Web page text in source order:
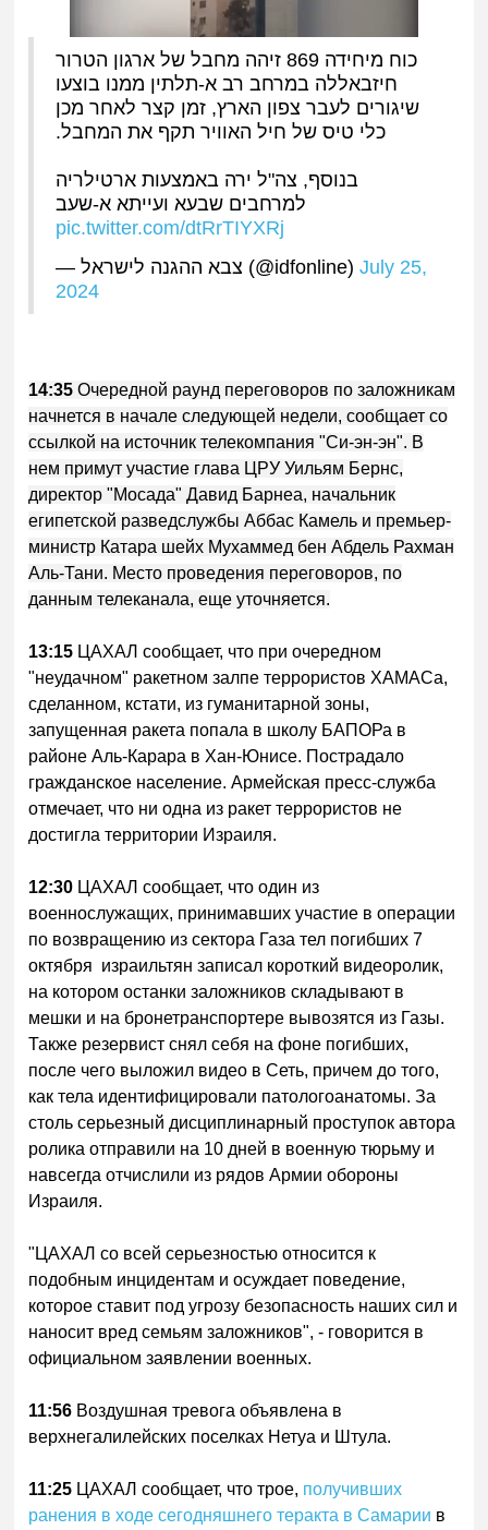
כוח מיחידה 869 זיהה מחבל של ארגון הטרור
חיזבאללה במרחב רב א-תלתין ממנו בוצעו
שיגורים לעבר צפון הארץ, זמן קצר לאחר מכן
כלי טיס של חיל האוויר תקף את המחבל.
בנוסף, צה"ל ירה באמצעות ארטילריה
למרחבים שבעא ועייתא א-שעב
pic.twitter.com/dtRrTIYXRj
— צבא ההגנה לישראל (@idfonline)July 25,
2024
14:35 Очередной раунд переговоров по заложникам
начнется в начале следующей недели, сообщает со
ссылкой на источник телекомпания "Си-эн-эн". В
нем примут участие глава ЦРУ Уильям Бернс,
директор "Мосада" Давид Барнеа, начальник
египетской разведслужбы Аббас Камель и премьер-
министр Катара шейх Мухаммед бен Абдель Рахман
Аль-Тани. Место проведения переговоров, по
данным телеканала, еще уточняется.
13:15 ЦАХАЛ сообщает, что при очередном
"неудачном" ракетном залпе террористов ХАМАСа,
сделанном, кстати, из гуманитарной зоны,
запущенная ракета попала в школу БАПОРа в
районе Аль-Карара в Хан-Юнисе. Пострадало
гражданское население. Армейская пресс-служба
отмечает, что ни одна из ракет террористов не
достигла территории Израиля.
12:30 ЦАХАЛ сообщает, что один из
военнослужащих, принимавших участие в операции
по возвращению из сектора Газа тел погибших 7
октября израильтян записал короткий видеоролик,
на котором останки заложников складывают в
мешки и на бронетранспортере вывозятся из Газы.
Также резервист снял себя на фоне погибших,
после чего выложил видео в Сеть, причем до того,
как тела идентифицировали патологоанатомы. За
столь серьезный дисциплинарный проступок автора
ролика отправили на 10 дней в военную тюрьму и
навсегда отчислили из рядов Армии обороны
Израиля.
"ЦАХАЛ со всей серьезностью относится к
подобным инцидентам и осуждает поведение,
которое ставит под угрозу безопасность наших сил и
наносит вред семьям заложников", - говорится в
официальном заявлении военных.
11:56 Воздушная тревога объявлена в
верхнегалилейских поселках Нетуа и Штула.
11:25 ЦАХАЛ сообщает, что трое, получивших
ранения в ходе сегодняшнего теракта в Самарии в